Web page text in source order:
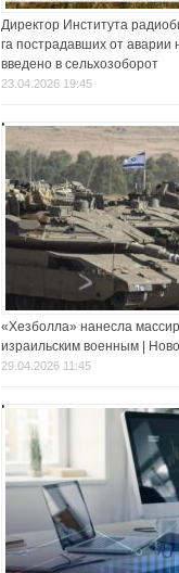
Директор Института
га пострадавших от
введено в сельхозоборот
23.04.2026 19:45
«Хезболла» нанесла
израильским военным |
29.04.2026 11:45